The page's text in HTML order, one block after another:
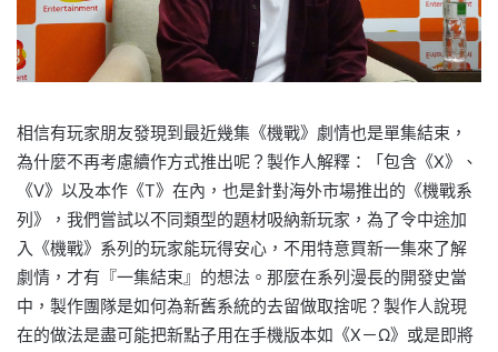
相信有玩家朋友發現到最近幾集《機戰》劇情也是單集結束，
為什麼不再考慮續作方式推出呢？製作人解釋：「包含《X》、
《V》以及本作《T》在內，也是針對海外市場推出的《機戰系
列》，我們嘗試以不同類型的題材吸納新玩家，為了令中途加
入《機戰》系列的玩家能玩得安心，不用特意買新一集來了解
劇情，才有『一集結束』的想法。 那麼在系列漫長的開發史當
中，製作團隊是如何為新舊系統的去留做取捨呢？製作人說現
在的做法是盡可能把新點子用在手機版本如《X－Ω》或是即將